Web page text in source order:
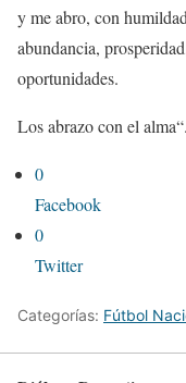
y me abro, con
abundancia,
oportunidades.
Los abrazo con el alma“.
0
Facebook
0
Twitter
Categorías: Fútbol